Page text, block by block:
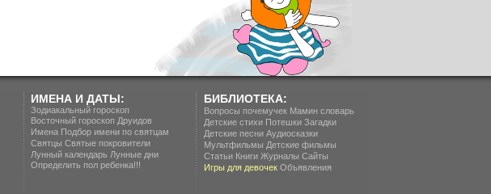
ИМЕНА И ДАТЫ:
Зодиакальный гороскоп
Восточный гороскоп Друидов
Имена Подбор имени по святцам
Святцы Святые покровители
Лунный календарь Лунные дни
Определить пол ребенка!!!
БИБЛИОТЕКА:
Вопросы почемучек Мамин словарь
Детские стихи Потешки Загадки
Детские песни Аудиосказки
Мультфильмы Детские фильмы
Статьи Книги Журналы Сайты
Игры для девочек Объявления